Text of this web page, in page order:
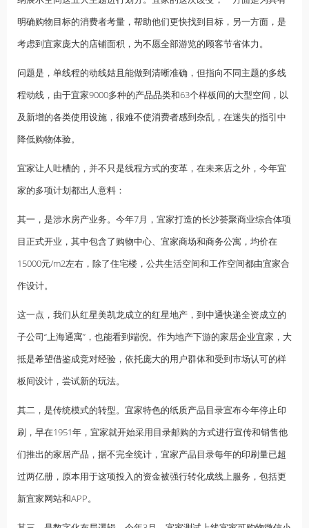
明确购物目标的消费者考量，帮助他们更快找到目标，另一方面，是
考虑到宜家庞大的店铺面积，为不愿全部游览的顾客节省体力。
问题是，单线程的动线姑且能做到清晰准确，但指向不同主题的多线
程动线，由于宜家9000多种的产品品类和63个样板间的大型空间，以
及新增的各类使用设施，很难不使消费者感到杂乱，在迷失的指引中
降低购物体验。
宜家让人吐槽的，并不只是线程方式的变革，在未来店之外，今年宜
家的多项计划都出人意料：
其一，是涉水房产业务。今年7月，宜家打造的长沙荟聚商业综合体项
目正式开业，其中包含了购物中心、宜家商场和商务公寓，均价在
15000元/m2左右，除了住宅楼，公共生活空间和工作空间都由宜家合
作设计。
这一点，我们从红星美凯龙成立的红星地产，到中通快递全资成立的
子公司“上海通寓”，也能看到端倪。作为地产下游的家居企业宜家，大
抵是希望借鉴成竞对经验，依托庞大的用户群体和受到市场认可的样
板间设计，尝试新的玩法。
其二，是传统模式的转型。宜家特色的纸质产品目录宣布今年停止印
刷，早在1951年，宜家就开始采用目录邮购的方式进行宣传和销售他
们推出的家居产品，据不完全统计，宜家产品目录每年的印刷量已超
过两亿册，原本用于这项投入的资金被强行转化成线上服务，包括更
新宜家网站和APP。